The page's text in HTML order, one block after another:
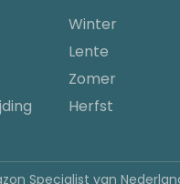
Winter
Lente
Zomer
Herfst
Specialist van